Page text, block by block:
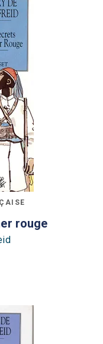
rouge